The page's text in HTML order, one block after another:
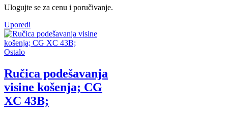
Ulogujte se za cenu i poručivanje.
Uporedi
Ostalo
Ručica podešavanja
visine košenja; CG
XC 43B;